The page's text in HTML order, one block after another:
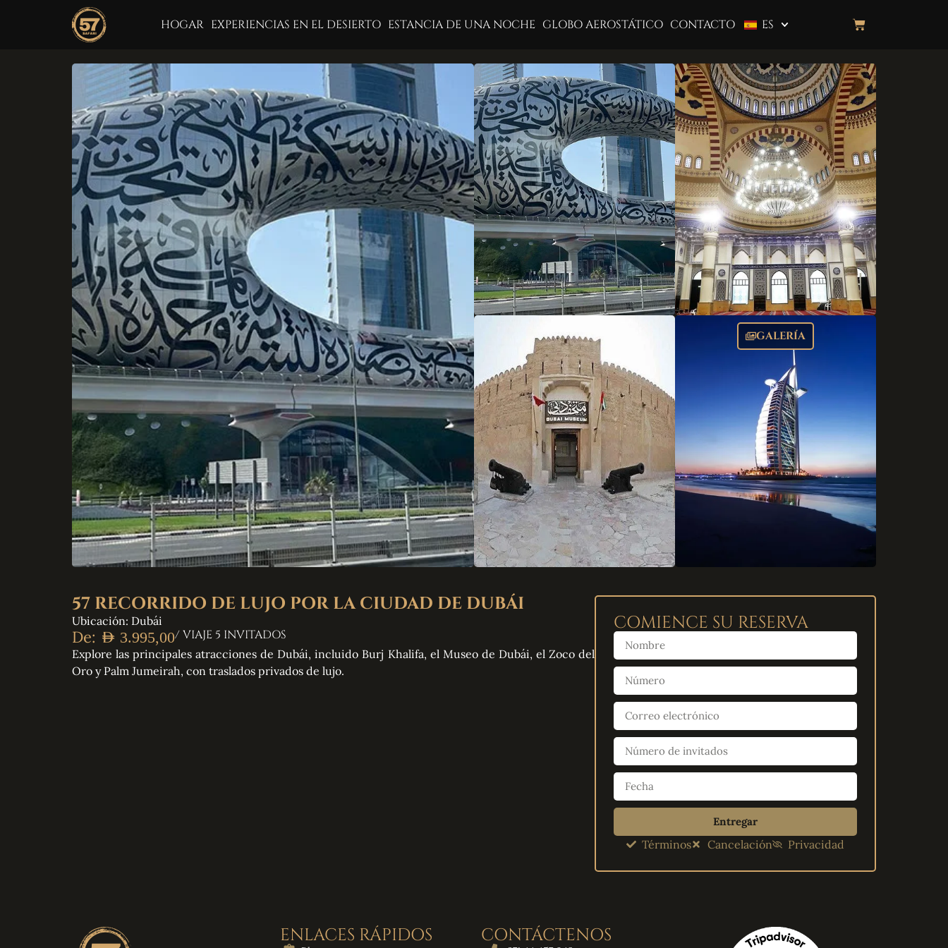
HOGAR EXPERIENCIAS EN EL DESIERTO ESTANCIA DE UNA NOCHE GLOBO AEROSTÁTICO CONTACTO ES
GALERÍA
57 RECORRIDO DE LUJO POR LA CIUDAD DE DUBÁI
Ubicación: Dubái
De: AED 3.995,00/ VIAJE 5 INVITADOS
Explore las principales atracciones de Dubái, incluido Burj Khalifa, el Museo de Dubái, el Zoco del
Oro y Palm Jumeirah, con traslados privados de lujo.
COMIENCE SU RESERVA
Entregar
Términos Cancelación Privacidad
ENLACES RÁPIDOS CONTÁCTENOS